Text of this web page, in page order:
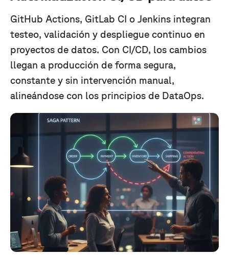
GitHub Actions, GitLab CI o Jenkins integran
testeo, validación y despliegue continuo en
proyectos de datos. Con CI/CD, los cambios
llegan a producción de forma segura,
constante y sin intervención manual,
alineándose con los principios de DataOps.